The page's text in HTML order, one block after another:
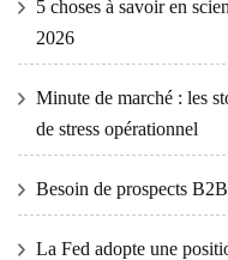
5 choses à savoir en
2026
Minute de marché : les
de stress opérationnel
Besoin de prospects
La Fed adopte une